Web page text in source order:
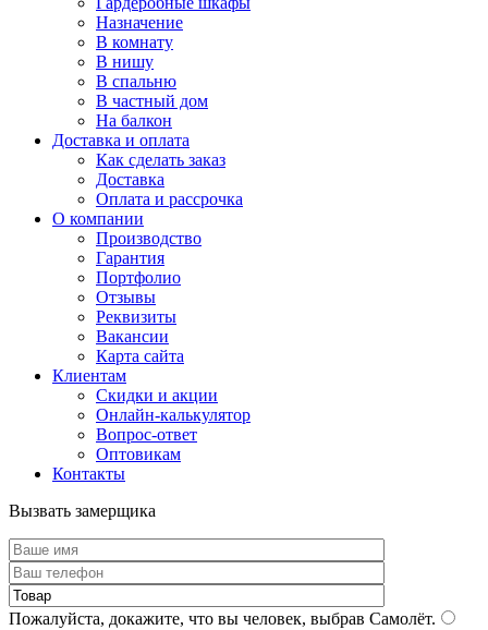
Назначение
В комнату
В нишу
В спальню
В частный дом
На балкон
Доставка и оплата
Как сделать заказ
Доставка
Оплата и рассрочка
О компании
Производство
Гарантия
Портфолио
Отзывы
Реквизиты
Вакансии
Карта сайта
Клиентам
Скидки и акции
Онлайн-калькулятор
Вопрос-ответ
Оптовикам
Контакты
Вызвать замерщика
Пожалуйста, докажите, что вы человек, выбрав Самолёт.